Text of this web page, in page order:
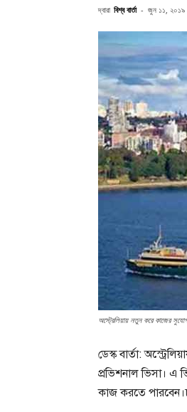
দ্বারা বিশ্ব বার্তা - জুন ১১, ২০১৯
অস্ট্রেলিয়ায় নতুন করে কাজের সুযোগ
ডেস্ক বার্তা:
প্রভিশনাল ভিসা। এ
কাজ করতে